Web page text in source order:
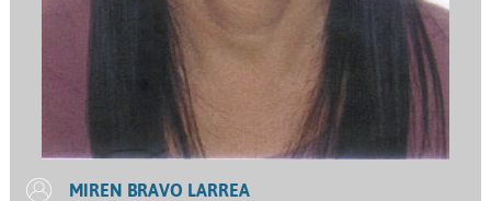
MIREN BRAVO LARREA